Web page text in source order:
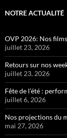
NOTRE ACTUALITÉ
OVP 2026: Nos
juillet 23, 2026
Retours sur nos
juillet 23, 2026
Fête de l’été :
juillet 6, 2026
Nos projections du
mai 27, 2026